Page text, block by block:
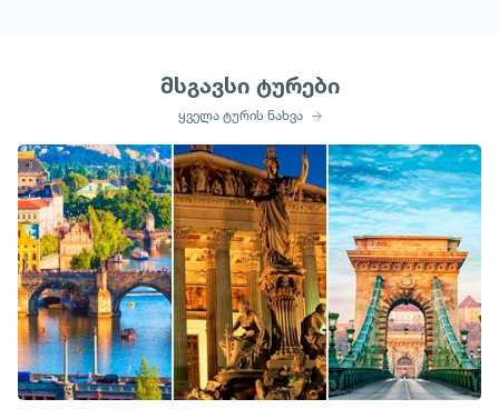
მსგავსი ტურები
ყველა ტურის ნახვა